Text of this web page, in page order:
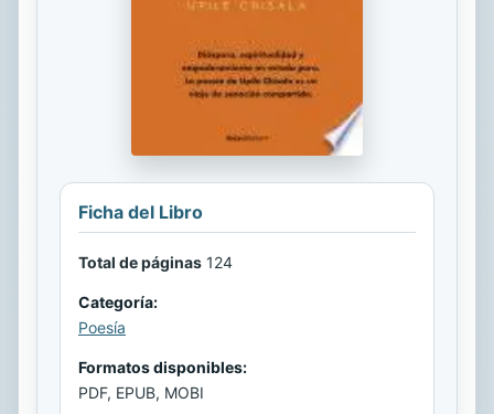
Ficha del Libro
Total de páginas 124
Categoría:
Poesía
Formatos disponibles:
PDF, EPUB, MOBI